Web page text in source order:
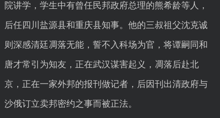
院讲学，学生中有曾任民邦政府总理的熊希龄等人，
后任四川盐源县和重庆县知事。他的三叔祖父沈克诚
则深感清廷凋落无能，誓不入科场为官，将谭嗣同和
唐才常引为知友，正在武汉谋害起义，凋落后赴北
京，正在一家外邦的报刊做记者，后因刊出清政府与
沙俄订立卖邦密约之事而被正法。